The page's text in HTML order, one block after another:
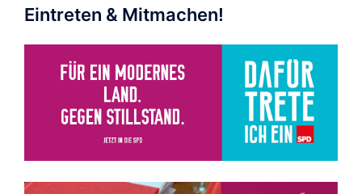
Eintreten & Mitmachen!